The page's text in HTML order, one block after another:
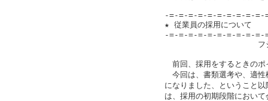
-=-=-=-=-=-=-=-=-=-
★ 従業員の採用について
-=-=-=-=-=-=-=-=-=-
フジモト労務管理
前回、採用をするときのポ
今回は、書類選考や、適性
になりました、ということ
は、採用の初期段階におい